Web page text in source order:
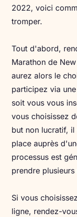
2022, voici
tromper.
Tout d'abord,
Marathon de
aurez alors le
participez via
soit vous vous
vous choisissez
but non lucratif,
place auprès
processus est
prendre plusieurs
Si vous
ligne, rendez-